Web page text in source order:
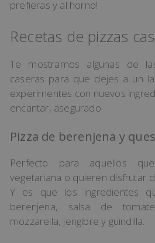
prefieras y al horno!
Recetas de pizzas
Te mostramos algunas de
caseras para que dejes a un
experimentes con nuevos
encantar, asegurado.
Pizza de berenjena y
Perfecto para aquellos
vegetariana o quieren disfrutar
Y es que los ingredientes
berenjena, salsa de
mozzarella, jengibre y guindilla.